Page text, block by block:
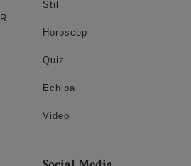
Stil
Horoscop
Quiz
Echipa
Video